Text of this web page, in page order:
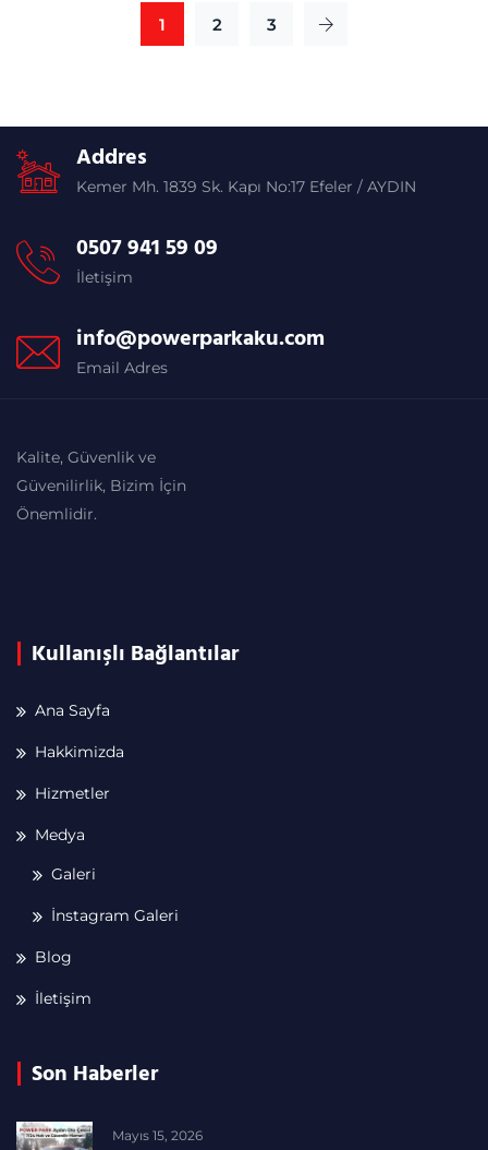
1 2 3
Addres
Kemer Mh. 1839 Sk. Kapı No:17 Efeler / AYDIN
0507 941 59 09
İletişim
info@powerparkaku.com
Email Adres
Kalite, Güvenlik ve
Güvenilirlik, Bizim İçin
Önemlidir.
Kullanışlı Bağlantılar
Ana Sayfa
Hakkimizda
Hizmetler
Medya
Galeri
İnstagram Galeri
Blog
İletişim
Son Haberler
Mayıs 15, 2026